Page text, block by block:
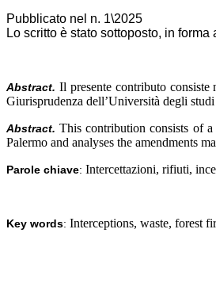
Pubblicato nel n. 1\2025
Lo scritto è stato sottoposto, in
Abstract. Il presente contributo
Giurisprudenza dell’Università degli
Abstract.This contribution consists of
Palermo and analyses the amendments
Parole chiave: Intercettazioni, rifiuti,
Key words: Interceptions, waste, forest